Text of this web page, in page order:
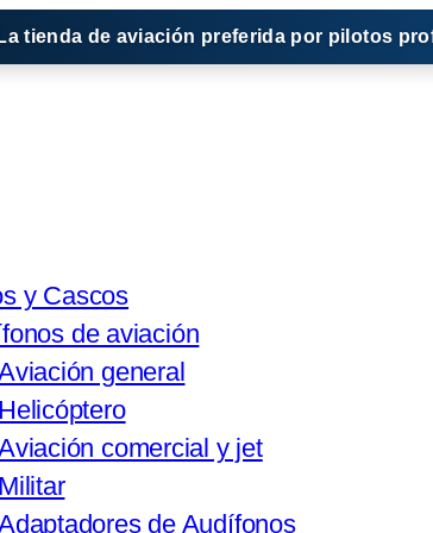
La tienda de aviación preferida por pilotos
y Cascos
de aviación
general
Helicóptero
comercial y jet
Militar
de Audífonos